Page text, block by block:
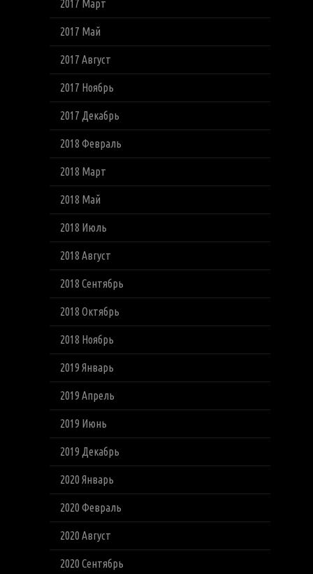
2017 Март
2017 Май
2017 Август
2017 Ноябрь
2017 Декабрь
2018 Февраль
2018 Март
2018 Май
2018 Июль
2018 Август
2018 Сентябрь
2018 Октябрь
2018 Ноябрь
2019 Январь
2019 Апрель
2019 Июнь
2019 Декабрь
2020 Январь
2020 Февраль
2020 Август
2020 Сентябрь